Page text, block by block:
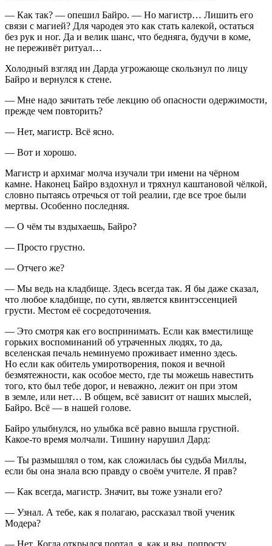
— Как так? — опешил Байро. — Но магистр… Лишить его
связи с магией? Для чародея это как стать калекой, остаться
без рук и ног. Да и велик шанс, что бедняга, будучи в коме,
не переживёт ритуал…
Холодный взгляд ин Дарда угрожающе скользнул по лицу
Байро и вернулся к стене.
— Мне надо зачитать тебе лекцию об опасности одержимости,
прежде чем повторить?
— Нет, магистр. Всё ясно.
— Вот и хорошо.
Магистр и архимаг молча изучали три имени на чёрном
камне. Наконец Байро вздохнул и тряхнул каштановой чёлкой,
словно пытаясь отречься от той реалии, где все трое были
мертвы. Особенно последняя.
— О чём ты вздыхаешь, Байро?
— Просто грустно.
— Отчего же?
— Мы ведь на кладбище. Здесь всегда так. Я бы даже сказал,
что любое кладбище, по сути, является квинтэссенцией
грусти. Местом её сосредоточения.
— Это смотря как его воспринимать. Если как вместилище
горьких воспоминаний об утраченных людях, то да,
вселенская печаль неминуемо проживает именно здесь.
Но если как обитель умиротворения, покоя и вечной
безмятежности, как особое место, где ты можешь навестить
того, кто был тебе дорог, и неважно, лежит он при этом
в земле, или нет… В общем, всё зависит от наших мыслей,
Байро. Всё — в нашей голове.
Байро улыбнулся, но улыбка всё равно вышла грустной.
Какое-то время молчали. Тишину нарушил Дард:
— Ты размышлял о том, как сложилась бы судьба Миллы,
если бы она знала всю правду о своём учителе. Я прав?
— Как всегда, магистр. Значит, вы тоже узнали его?
— Узнал. А тебе, как я полагаю, рассказал твой ученик
Модера?
— Нет. Когда открылся портал, я, как и вы, попросту